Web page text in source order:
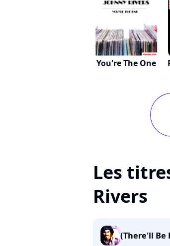
You're The One
Les
Rivers
(There'll Be